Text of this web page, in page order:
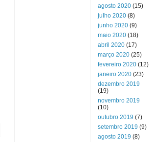
agosto 2020 (15)
julho 2020 (8)
junho 2020 (9)
maio 2020 (18)
abril 2020 (17)
março 2020 (25)
fevereiro 2020 (12)
janeiro 2020 (23)
dezembro 2019
(19)
novembro 2019
(10)
outubro 2019 (7)
setembro 2019 (9)
agosto 2019 (8)